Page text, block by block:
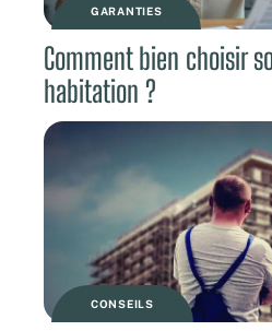
GARANTIES
Comment bien choisir
habitation ?
CONSEILS